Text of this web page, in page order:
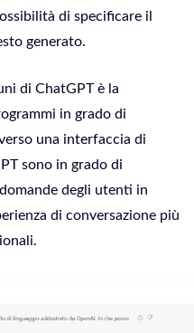
di specificare il
generato.
di ChatGPT è la
in grado di
una interfaccia di
sono in grado di
degli utenti in
di conversazione più